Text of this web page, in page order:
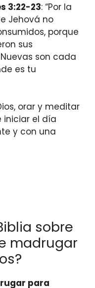
3:22-23: “Por la
Jehová no
porque
sus
son cada
es tu
orar y meditar
iniciar el día
y con una
sobre
madrugar
para